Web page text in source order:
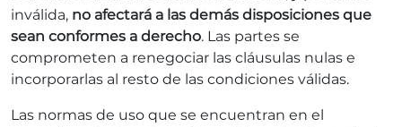
inválida, no afectará a las demás disposiciones que
sean conformes a derecho. Las partes se
comprometen a renegociar las cláusulas nulas e
incorporarlas al resto de las condiciones válidas.
Las normas de uso que se encuentran en el